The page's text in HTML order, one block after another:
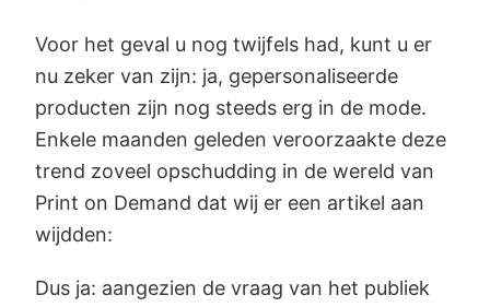
Voor het geval u nog twijfels had, kunt u er
nu zeker van zijn: ja, gepersonaliseerde
producten zijn nog steeds erg in de mode.
Enkele maanden geleden veroorzaakte deze
trend zoveel opschudding in de wereld van
Print on Demand dat wij er een artikel aan
wijdden:
Dus ja: aangezien de vraag van het publiek